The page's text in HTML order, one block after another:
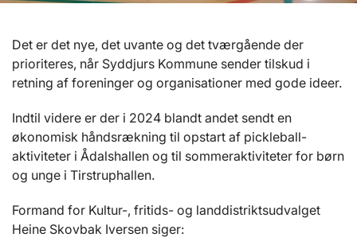
Det er det nye, det uvante og det tværgående der
prioriteres, når Syddjurs Kommune sender tilskud i
retning af foreninger og organisationer med gode ideer.
Indtil videre er der i 2024 blandt andet sendt en
økonomisk håndsrækning til opstart af pickleball-
aktiviteter i Ådalshallen og til sommeraktiviteter for børn
og unge i Tirstruphallen.
Formand for Kultur-, fritids- og landdistriktsudvalget
Heine Skovbak Iversen siger: